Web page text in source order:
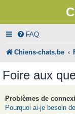
FAQ
Chiens-chats.be
Foire aux
Problèmes de
Pourquoi ai-je besoin